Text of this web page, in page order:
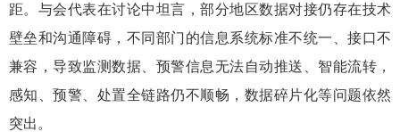
距。与会代表在讨论中坦言，部分地区数据对接仍存在技术
壁垒和沟通障碍，不同部门的信息系统标准不统一、接口不
兼容，导致监测数据、预警信息无法自动推送、智能流转，
感知、预警、处置全链路仍不顺畅，数据碎片化等问题依然
突出。